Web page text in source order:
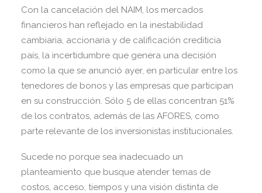
Con la cancelación del NAIM, los mercados
financieros han reflejado en la inestabilidad
cambiaria, accionaria y de calificación crediticia
país, la incertidumbre que genera una decisión
como la que se anunció ayer, en particular entre los
tenedores de bonos y las empresas que participan
en su construcción. Sólo 5 de ellas concentran 51%
de los contratos, además de las AFORES, como
parte relevante de los inversionistas institucionales.
Sucede no porque sea inadecuado un
planteamiento que busque atender temas de
costos, acceso, tiempos y una visión distinta de